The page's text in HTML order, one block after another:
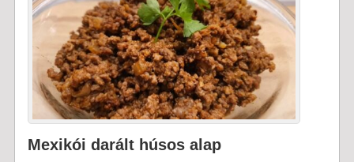
Mexikói darált húsos alap